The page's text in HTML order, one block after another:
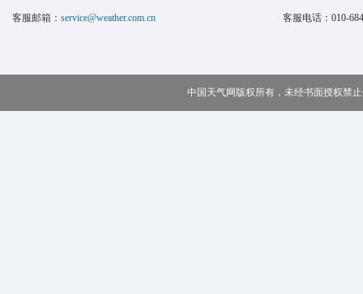
客服邮箱： service@weather.com.cn 客服电话： 010-
中国天气网版权所有，未经书面授权